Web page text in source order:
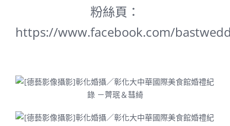
粉絲頁：
https://www.facebook.com/